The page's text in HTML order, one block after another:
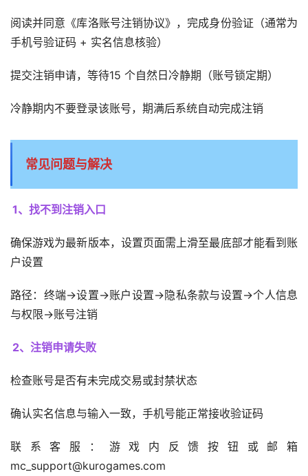
阅读并同意《库洛账号注销协议》，完成身份验证（通常为
手机号验证码 + 实名信息核验）
提交注销申请，等待15 个自然日冷静期（账号锁定期）
冷静期内不要登录该账号，期满后系统自动完成注销
常见问题与解决
1、找不到注销入口
确保游戏为最新版本，设置页面需上滑至最底部才能看到账
户设置
路径：终端→设置→账户设置→隐私条款与设置→个人信息
与权限→账号注销
2、注销申请失败
检查账号是否有未完成交易或封禁状态
确认实名信息与输入一致，手机号能正常接收验证码
联系客服：游戏内反馈按钮或邮箱
mc_support@kurogames.com